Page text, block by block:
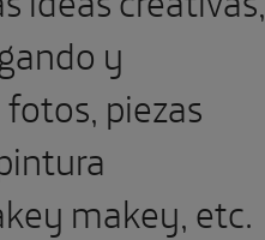
y
piezas
makey, etc.